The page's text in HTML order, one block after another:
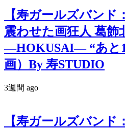
【寿ガールズバンド
震わせた画狂人 葛飾
―HOKUSAI― “あと
画）By 寿STUDIO
3週間 ago
【寿ガールズバンド